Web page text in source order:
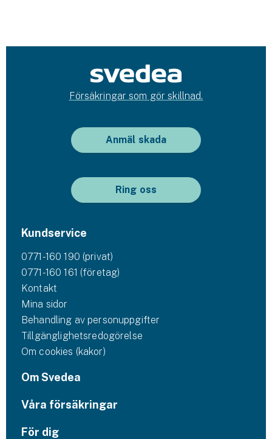
Försäkringar som gör skillnad.
Anmäl skada
Ring oss
Kundservice
0771-160 190 (privat)
0771-160 161 (företag)
Kontakt
Mina sidor
Behandling av personuppgifter
Tillgänglighetsredogörelse
Om cookies (kakor)
Om Svedea
Våra försäkringar
För dig